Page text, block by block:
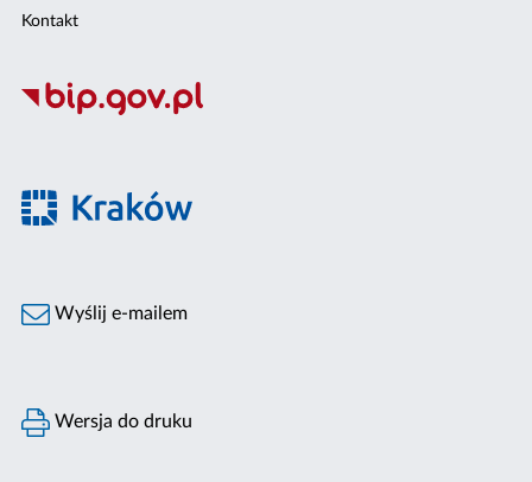
Kontakt
Wyślij e-mailem
Wersja do druku